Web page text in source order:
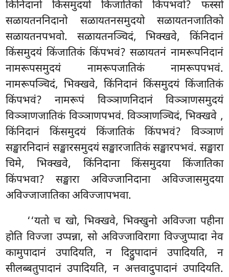
किंनिदानो किंसमुदयो किंजातिको किंपभवो? फस्सो
सळायतननिदानो सळायतनसमुदयो सळायतनजातिको
सळायतनपभवो. सळायतनञ्चिदं, भिक्खवे, किंनिदानं
किंसमुदयं किंजातिकं किंपभवं? सळायतनं नामरूपनिदानं
नामरूपसमुदयं नामरूपजातिकं नामरूपपभवं.
नामरूपञ्चिदं, भिक्खवे, किंनिदानं किंसमुदयं किंजातिकं
किंपभवं? नामरूपं विञ्ञाणनिदानं विञ्ञाणसमुदयं
विञ्ञाणजातिकं विञ्ञाणपभवं. विञ्ञाणञ्चिदं, भिक्खवे ,
किंनिदानं किंसमुदयं किंजातिकं किंपभवं? विञ्ञाणं
सङ्खारनिदानं सङ्खारसमुदयं सङ्खारजातिकं सङ्खारपभवं. सङ्खारा
चिमे, भिक्खवे, किंनिदाना किंसमुदया किंजातिका
किंपभवा? सङ्खारा अविज्जानिदाना अविज्जासमुदया
अविज्जाजातिका अविज्जापभवा.
‘‘यतो च खो, भिक्खवे, भिक्खुनो अविज्जा पहीना
होति विज्जा उप्पन्ना, सो अविज्जाविरागा विज्जुप्पादा नेव
कामुपादानं उपादियति, न दिट्ठुपादानं उपादियति, न
सीलब्बतुपादानं उपादियति, न अत्तवादुपादानं उपादियति.